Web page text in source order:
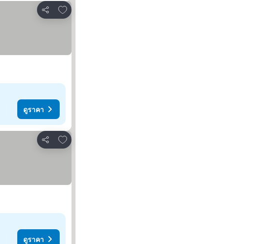
แชร์
เพิ่มในรายการโปรด
ดูราคา
แชร์
เพิ่มในรายการโปรด
ดูราคา